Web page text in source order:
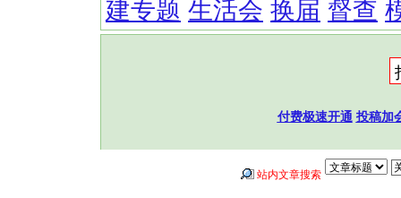
建专题 生活会 换届 督查
付费极速开通 投稿加
站内文章搜索